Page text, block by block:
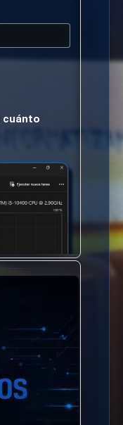
cuánto